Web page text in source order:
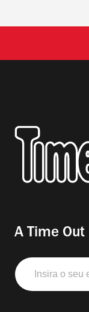
A Time
Insira
o
seu